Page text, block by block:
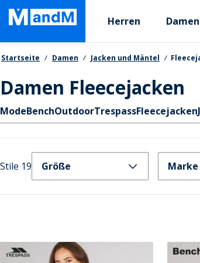
Skip
main
content
Primary departments
Herren Damen
Brotkrumen
Startseite Damen Jacken und Mäntel
Damen Fleecejacken
Schnellzugriff
ModeBenchOutdoorTrespassFleecejacken
Stile 19 Größe Marke